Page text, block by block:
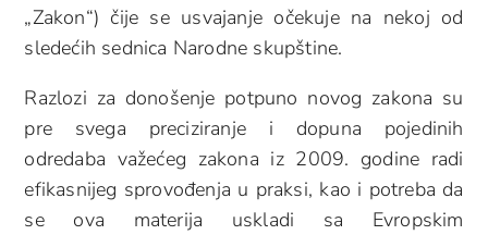
„Zakon“) čije se usvajanje očekuje na nekoj od
sledećih sednica Narodne skupštine.
Razlozi za donošenje potpuno novog zakona su
pre svega preciziranje i dopuna pojedinih
odredaba važećeg zakona iz 2009. godine radi
efikasnijeg sprovođenja u praksi, kao i potreba da
se ova materija uskladi sa Evropskim